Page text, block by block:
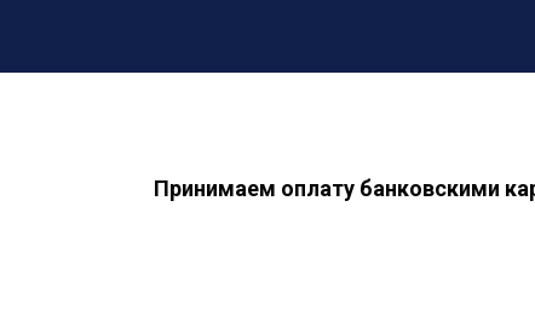
Принимаем оплату банковскими